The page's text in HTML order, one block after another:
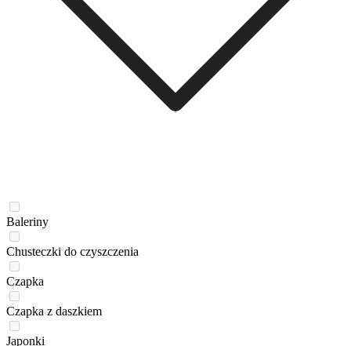
Baleriny
Chusteczki do czyszczenia
Czapka
Czapka z daszkiem
Japonki